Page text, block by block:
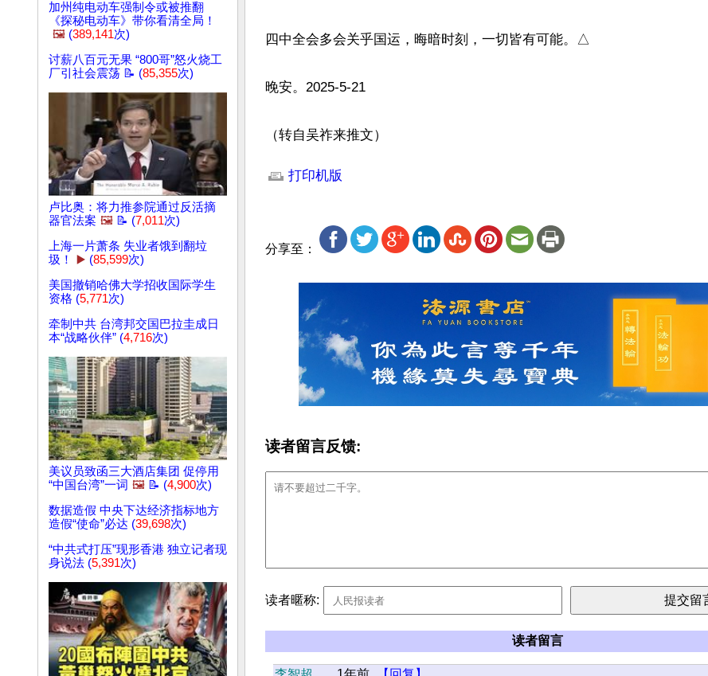
加州纯电动车强制令或被推翻
《探秘电动车》带你看清全局！
🖼️ (389,141次)
讨薪八百元无果 “800哥”怒火烧工
厂引社会震荡 📝 (85,355次)
卢比奥：将力推参院通过反活摘
器官法案 🖼️ 📝 (7,011次)
上海一片萧条 失业者饿到翻垃
圾！
▶️ (85,599次)
美国撤销哈佛大学招收国际学生
资格 (5,771次)
牵制中共 台湾邦交国巴拉圭成日
本“战略伙伴” (4,716次)
美议员致函三大酒店集团 促停用
“中国台湾”一词 🖼️ 📝 (4,900次)
数据造假 中央下达经济指标地方
造假“使命”必达 (39,698次)
“中共式打压”现形香港 独立记者现
身说法 (5,391次)
四中全会多会关乎国运，晦暗时刻，一切皆有可能。△
晚安。2025-5-21
（转自吴祚来推文）
打印机版
分享至：
读者留言反馈:
读者暱称:
读者留言